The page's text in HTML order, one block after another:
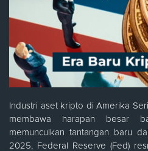
Industri aset kripto di Amerika
membawa harapan besar
memunculkan tantangan baru
2025, Federal Reserve (Fed)